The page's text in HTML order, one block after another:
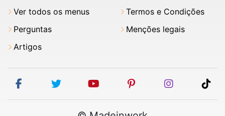
Ver todos os menus
Perguntas
Artigos
Termos e Condições
Menções legais
facebooktwitter youtubepinterestinstagram